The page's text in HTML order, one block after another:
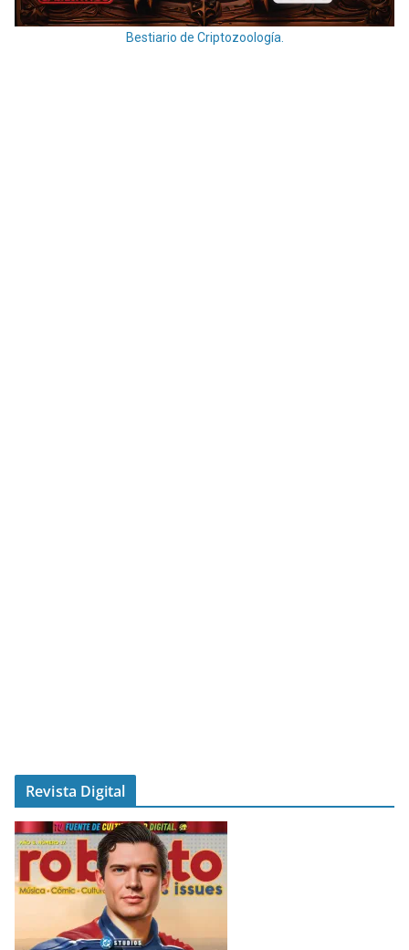
Bestiario de Criptozoología.
Revista Digital